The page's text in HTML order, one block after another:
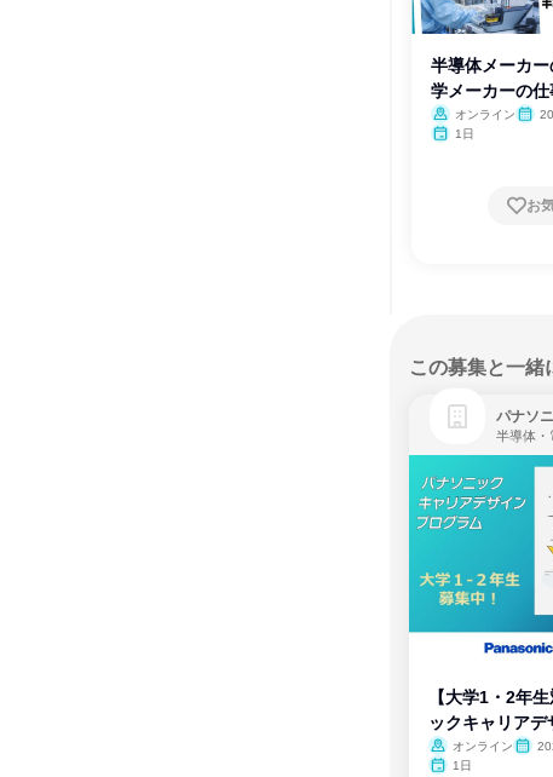
半導体メーカ
学メーカーの
会
オンライン
1日
お
この募集と一緒
パナソ
半導体・
【大学1・2年
ックキャリア
ム
オンライン
1日